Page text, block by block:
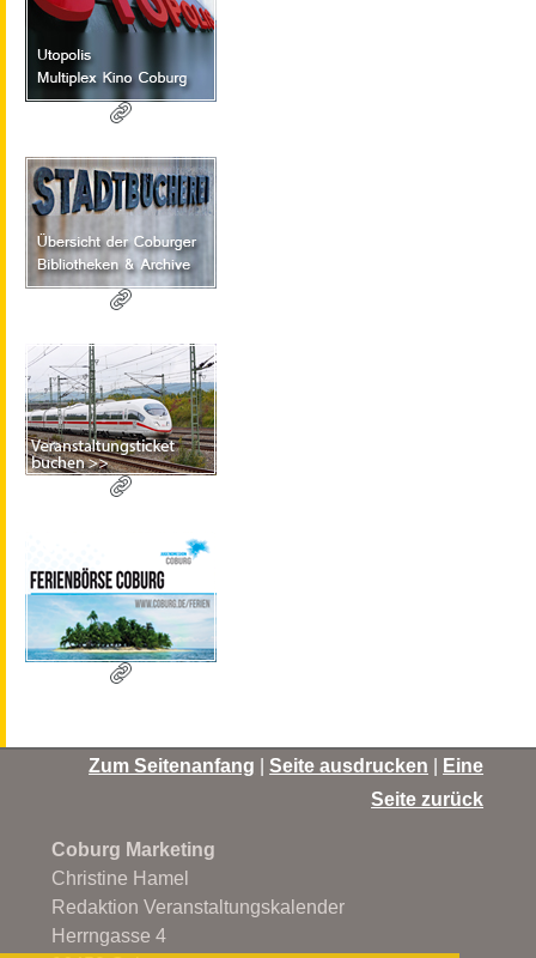
Zum Seitenanfang |Seite ausdrucken
Eine
Seite zurück
Coburg Marketing
Christine Hamel
Redaktion Veranstaltungskalender
Herrngasse 4